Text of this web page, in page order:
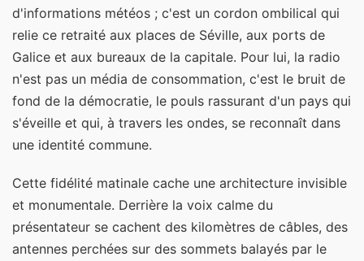
d'informations météos ; c'est un cordon ombilical qui
relie ce retraité aux places de Séville, aux ports de
Galice et aux bureaux de la capitale. Pour lui, la radio
n'est pas un média de consommation, c'est le bruit de
fond de la démocratie, le pouls rassurant d'un pays qui
s'éveille et qui, à travers les ondes, se reconnaît dans
une identité commune.
Cette fidélité matinale cache une architecture invisible
et monumentale. Derrière la voix calme du
présentateur se cachent des kilomètres de câbles, des
antennes perchées sur des sommets balayés par le